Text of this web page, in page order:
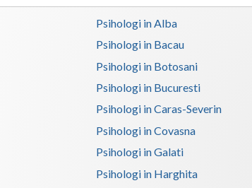
Psihologi in Alba
Psihologi in Bacau
Psihologi in Botosani
Psihologi in Bucuresti
Psihologi in Caras-Severin
Psihologi in Covasna
Psihologi in Galati
Psihologi in Harghita